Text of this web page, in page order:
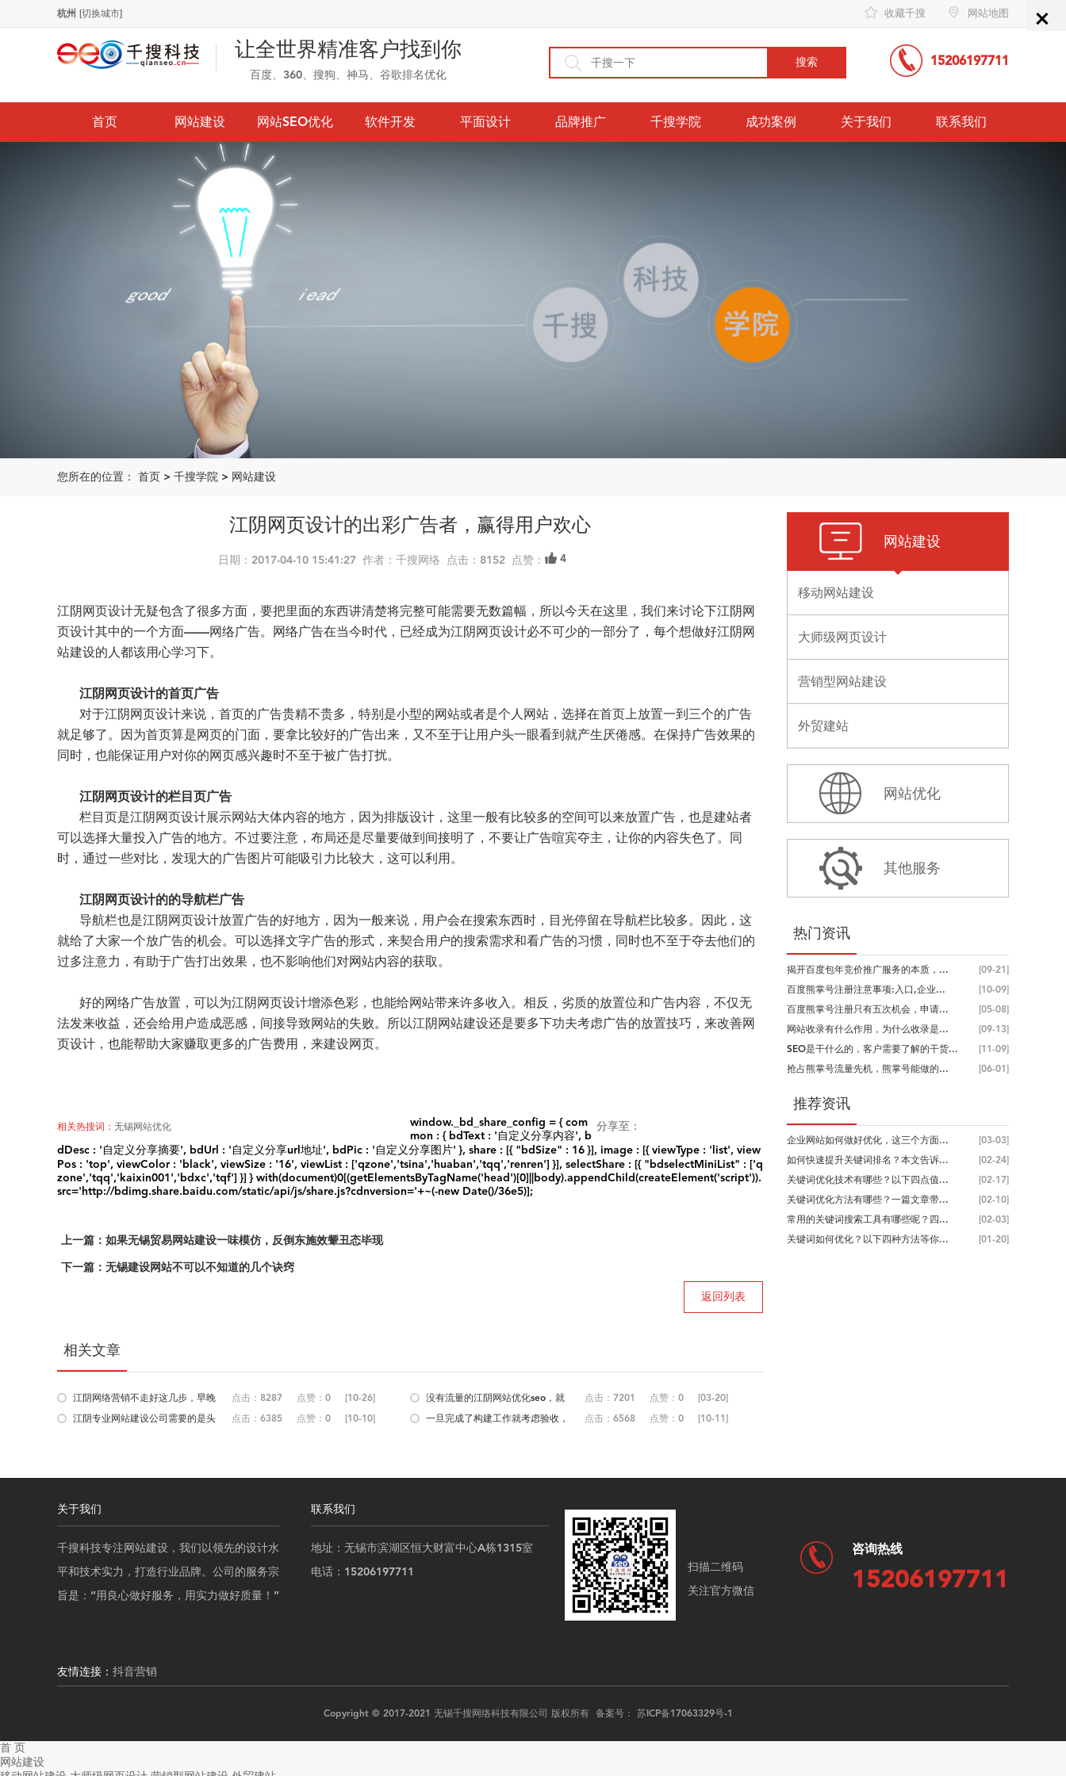
杭州 [切换城市] 收藏千搜 网站地图
让全世界精准客户找到你
百度、360、搜狗、神马、谷歌排名优化
15206197711
首页 网站建设 网站SEO优化 软件开发 平面设计 品牌推广 千搜学院 成功案例 关于我们 联系我们
您所在的位置： 首页 > 千搜学院 > 网站建设
江阴网页设计的出彩广告者，赢得用户欢心
日期：2017-04-10 15:41:27 作者：千搜网络 点击：8152 点赞： 4
江阴网页设计无疑包含了很多方面，要把里面的东西讲清楚将完整可能需要无数篇幅，所以今天在这里， 我们来讨论下江阴网
页设计其中的一个方面——网络广告。网络广告在当今时代，已经成为江阴网页设计必不可少的一部分了，每个想做好江阴网
站建设的人都该用心学习下。
江阴网页设计的首页广告
对于江阴网页设计来说，首页的广告贵精不贵多，特别是小型的网站或者是个人网站，选择在首页上放置一到三个的广告
就足够了。因为首页算是网页的门面，要拿比较好的广告出来，又不至于让用户头一眼看到就产生厌倦感。在保持广告效果的
同时，也能保证用户对你的网页感兴趣时不至于被广告打扰。
江阴网页设计的栏目页广告
栏目页是江阴网页设计展示网站大体内容的地方，因为排版设计，这里一般有比较多的空间可以来放置广告，也是建站者
可以选择大量投入广告的地方。不过要注意，布局还是尽量要做到间接明了，不要让广告喧宾夺主，让你的内容失色了。同
时，通过一些对比，发现大的广告图片可能吸引力比较大，这可以利用。
江阴网页设计的的导航栏广告
导航栏也是江阴网页设计放置广告的好地方，因为一般来说，用户会在搜索东西时，目光停留在导航栏比较多。因此，这
就给了大家一个放广告的机会。可以选择文字广告的形式，来契合用户的搜索需求和看广告的习惯，同时也不至于夺去他们的
过多注意力，有助于广告打出效果，也不影响他们对网站内容的获取。
好的网络广告放置，可以为江阴网页设计增添色彩，也能给网站带来许多收入。相反，劣质的放置位和广告内容，不仅无
法发来收益，还会给用户造成恶感，间接导致网站的失败。所以江阴网站建设还是要多下功夫考虑广告的放置技巧，来改善网
页设计，也能帮助大家赚取更多的广告费用，来建设网页。
相关热搜词： 无锡网站优化 分享至：
window._bd_share_config = { com
mon : { bdText : '自定义分享内容', b
dDesc : '自定义分享摘要', bdUrl : '自定义分享url地址', bdPic : '自定义分享图片' }, share : [{ "bdSize" : 16 }], image : [{ viewType : 'list', view
Pos : 'top', viewColor : 'black', viewSize : '16', viewList : ['qzone','tsina','huaban','tqq','renren'] }], selectShare : [{ "bdselectMiniList" : ['q
zone','tqq','kaixin001','bdxc','tqf'] }] } with(document)0[(getElementsByTagName('head')[0]||body).appendChild(createElement('script')).
src='http://bdimg.share.baidu.com/static/api/js/share.js?cdnversion='+~(-new Date()/36e5)];
上一篇：如果无锡贸易网站建设一味模仿，反倒东施效颦丑态毕现
下一篇：无锡建设网站不可以不知道的几个诀窍
返回列表
相关文章
[10-26]
点赞：0
点击：8287
江阴网络营销不走好这几步，早晚
被淘...
[03-20]
点赞：0
点击：7201
没有流量的江阴网站优化seo，就
像没了...
[10-10]
点赞：0
点击：6385
江阴专业网站建设公司需要的是头
[10-11]
点赞：0
点击：6568
一旦完成了构建工作就考虑验收，
网站建设
移动网站建设
大师级网页设计
营销型网站建设
外贸建站
网站优化
其他服务
热门资讯
[09-21]
揭开百度包年竞价推广服务的本质，...
[10-09]
百度熊掌号注册注意事项:入口,企业...
[05-08]
百度熊掌号注册只有五次机会，申请...
[09-13]
网站收录有什么作用，为什么收录是...
[11-09]
SEO是干什么的，客户需要了解的干货...
[06-01]
抢占熊掌号流量先机，熊掌号能做的...
推荐资讯
[03-03]
企业网站如何做好优化，这三个方面...
[02-24]
如何快速提升关键词排名？本文告诉...
[02-17]
关键词优化技术有哪些？以下四点值...
[02-10]
关键词优化方法有哪些？一篇文章带...
[02-03]
常用的关键词搜索工具有哪些呢？四...
[01-20]
关键词如何优化？以下四种方法等你...
关于我们
千搜科技专注网站建设，我们以领先的设计水
平和技术实力，打造行业品牌。公司的服务宗
旨是：“用良心做好服务，用实力做好质量！”
联系我们
地址：无锡市滨湖区恒大财富中心A栋1315室
电话：15206197711
扫描二维码
关注官方微信
咨询热线
15206197711
友情连接： 抖音营销
Copyright © 2017-2021 无锡千搜网络科技有限公司 版权所有 备案号： 苏ICP备17063329号-1
×
首 页
网站建设